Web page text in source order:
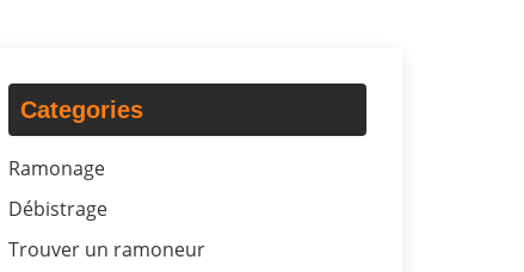
Categories
Ramonage
Débistrage
Trouver un ramoneur